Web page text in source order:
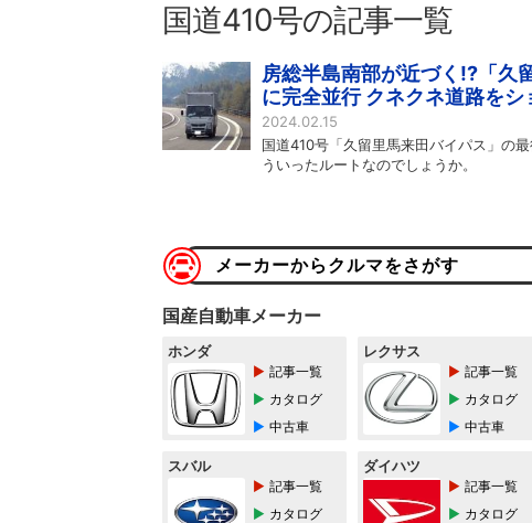
国道410号の記事一覧
房総半島南部が近づく!?「久
に完全並行 クネクネ道路をシ
2024.02.15
国道410号「久留里馬来田バイパス」の
ういったルートなのでしょうか。
メーカーからクルマをさがす
国産自動車メーカー
ホンダ
記事一覧
カタログ
中古車
レクサス
記事一覧
カタログ
中古車
スバル
記事一覧
カタログ
ダイハツ
記事一覧
カタログ